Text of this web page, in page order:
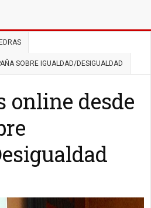
SOBRE IGUALDAD/DESIGUALDAD
online desde